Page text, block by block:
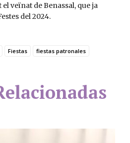
veïnat de Benassal, que ja
del 2024.
Fiestas fiestas patronales